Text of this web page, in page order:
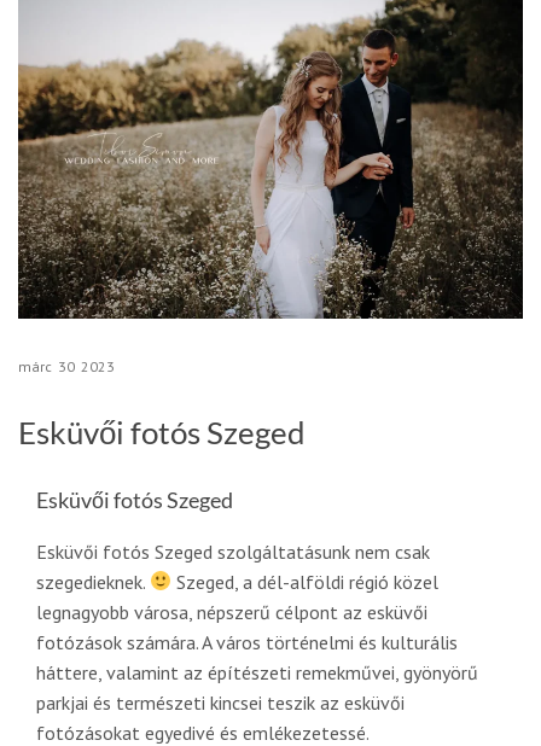
márc 30 2023
Esküvői fotós Szeged
Esküvői fotós Szeged
Esküvői fotós Szeged szolgáltatásunk nem csak
szegedieknek.
Szeged, a dél-alföldi régió közel
legnagyobb városa, népszerű célpont az esküvői
fotózások számára. A város történelmi és kulturális
háttere, valamint az építészeti remekművei, gyönyörű
parkjai és természeti kincsei teszik az esküvői
fotózásokat egyedivé és emlékezetessé.